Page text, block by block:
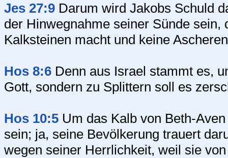
Jes 27:9 Darum wird Jakobs Schuld
der Hinwegnahme seiner Sünde
Kalksteinen macht und keine
Hos 8:6 Denn aus Israel stammt es,
Gott, sondern zu Splittern soll es
Hos 10:5 Um das Kalb von Beth-
sein; ja, seine Bevölkerung trauert
wegen seiner Herrlichkeit, weil sie